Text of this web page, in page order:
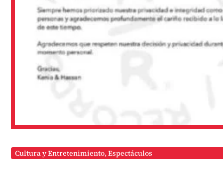
Cultura y Entretenimiento,Espectáculos